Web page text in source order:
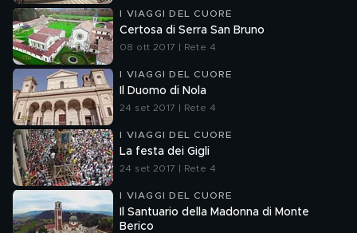
I VIAGGI DEL CUORE
Certosa di Serra San Bruno
08 ott 2017 | Rete 4
I VIAGGI DEL CUORE
Il Duomo di Nola
24 set 2017 | Rete 4
I VIAGGI DEL CUORE
La festa dei Gigli
24 set 2017 | Rete 4
I VIAGGI DEL CUORE
Il Santuario della Madonna di Monte
Berico